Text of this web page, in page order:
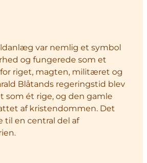
var nemlig et symbol
og fungerede som et
riget, magten, militæret og
Blåtands regeringstid blev
som ét rige, og den gamle
af kristendommen. Det
til en central del af